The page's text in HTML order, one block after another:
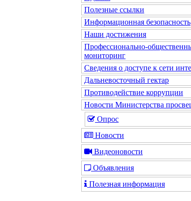
Полезные ссылки
Информационная безопасность
Наши достижения
Профессионально-
мониторинг
Сведения о доступе к сети
Дальневосточный гектар
Противодействие коррупции
Новости Министерства
Опрос
Новости
Видеоновости
Объявления
Полезная информация